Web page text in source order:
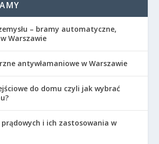
– bramy automatyczne,
Warszawie
antywłamaniowe w Warszawie
do domu czyli jak wybrać
i ich zastosowania w